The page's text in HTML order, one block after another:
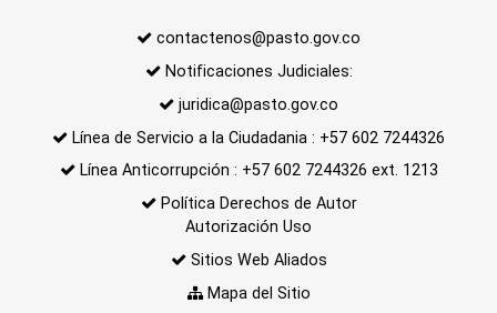
contactenos@pasto.gov.co
Notificaciones Judiciales:
juridica@pasto.gov.co
Línea de Servicio a la Ciudadania : +57 602 7244326
Línea Anticorrupción : +57 602 7244326 ext. 1213
Política Derechos de Autor
Autorización Uso
Sitios Web Aliados
Mapa del Sitio